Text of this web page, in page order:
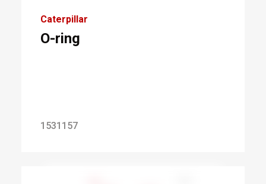
Caterpillar
O-ring
1531157